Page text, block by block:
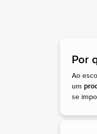
Por
Ao
um
se